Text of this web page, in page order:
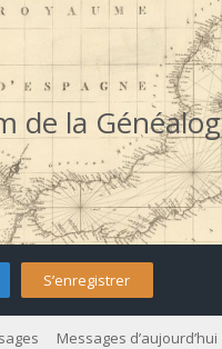
de la
S’enregistrer
Messages d’aujourd’hui